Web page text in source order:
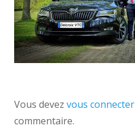
Vous devez vous connecter
commentaire.